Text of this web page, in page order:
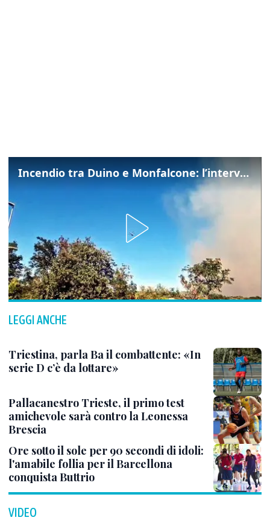
Incendio tra Duino e Monfalcone: l’intervento dei vigili del fuoco
LEGGI ANCHE
Triestina, parla Ba il combattente: «In
serie D c’è da lottare»
Pallacanestro Trieste, il primo test
amichevole sarà contro la Leonessa
Brescia
Ore sotto il sole per 90 secondi di idoli:
l'amabile follia per il Barcellona
conquista Buttrio
VIDEO